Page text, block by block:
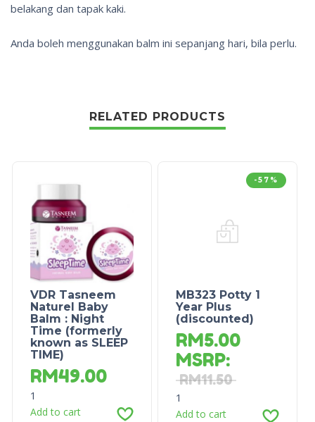
belakang dan tapak kaki.
Anda boleh menggunakan balm ini sepanjang hari, bila perlu.
RELATED PRODUCTS
VDR Tasneem
Naturel Baby
Balm : Night
Time (formerly
known as SLEEP
TIME)
RM49.00
1
Add to cart
-57%
MB323 Potty 1
Year Plus
(discounted)
RM5.00
MSRP:
RM11.50
1
Add to cart